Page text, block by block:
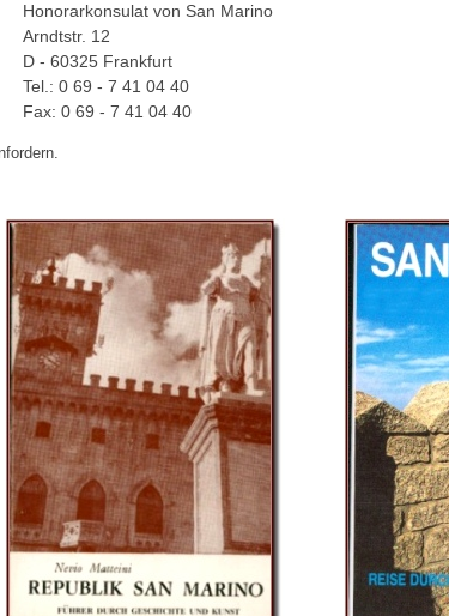
Honorarkonsulat von San Marino
Arndtstr. 12
D - 60325 Frankfurt
Tel.: 0 69 - 7 41 04 40
Fax: 0 69 - 7 41 04 40